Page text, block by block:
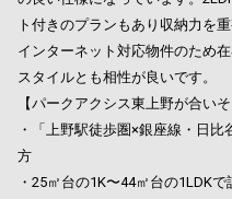
ト付きのプランもあり収納力を
インターネット対応物件のため
スタイルとも相性が良いです。
【パークアクシス東上野が合いそ
・「上野駅徒歩圏×銀座線・日
方
・25㎡台の1K〜44㎡台の1LDK